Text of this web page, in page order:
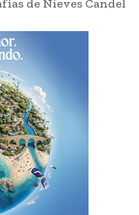
de Nieves Candel